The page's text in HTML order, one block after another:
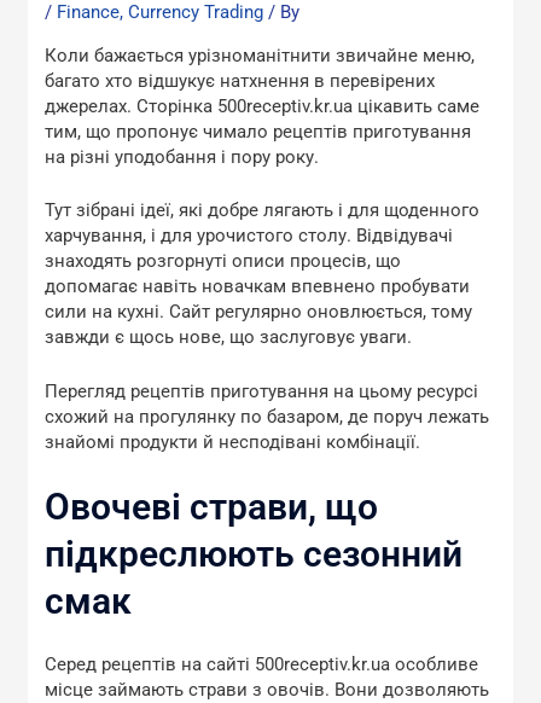
/ Finance, Currency Trading / By
Коли бажається урізноманітнити звичайне меню,
багато хто відшукує натхнення в перевірених
джерелах. Сторінка 500receptiv.kr.ua цікавить саме
тим, що пропонує чимало рецептів приготування
на різні уподобання і пору року.
Тут зібрані ідеї, які добре лягають і для щоденного
харчування, і для урочистого столу. Відвідувачі
знаходять розгорнуті описи процесів, що
допомагає навіть новачкам впевнено пробувати
сили на кухні. Сайт регулярно оновлюється, тому
завжди є щось нове, що заслуговує уваги.
Перегляд рецептів приготування на цьому ресурсі
схожий на прогулянку по базаром, де поруч лежать
знайомі продукти й несподівані комбінації.
Овочеві страви, що
підкреслюють сезонний
смак
Серед рецептів на сайті 500receptiv.kr.ua особливе
місце займають страви з овочів. Вони дозволяють